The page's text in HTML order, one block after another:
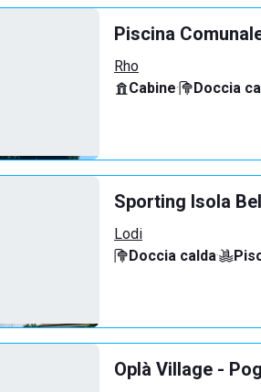
Piscina
Rho
Cabine· Doccia
Sporting Isola
Lodi
Doccia calda·
Oplà Village -